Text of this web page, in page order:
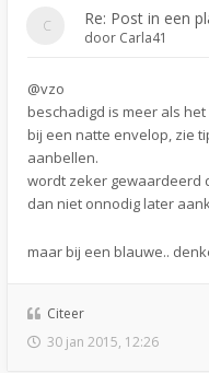
Re: Post in een
door Carla41
@vzo
beschadigd is meer als
bij een natte envelop, zie
aanbellen.
wordt zeker gewaardeerd
dan niet onnodig later
maar bij een blauwe..
Citeer
30 jan 2015, 12:26